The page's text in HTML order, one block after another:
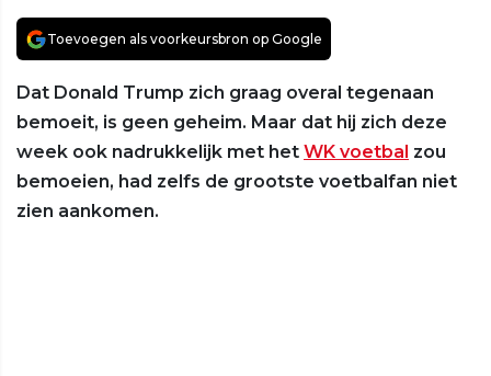
Toevoegen als voorkeursbron op Google
Dat Donald Trump zich graag overal tegenaan
bemoeit, is geen geheim. Maar dat hij zich deze
week ook nadrukkelijk met het WK voetbal zou
bemoeien, had zelfs de grootste voetbalfan niet
zien aankomen.